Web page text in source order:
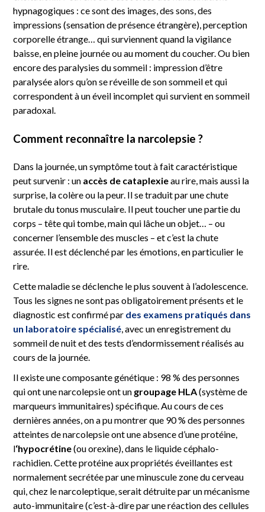
hypnagogiques : ce sont des images, des sons, des
impressions (sensation de présence étrangère), perception
corporelle étrange… qui surviennent quand la vigilance
baisse, en pleine journée ou au moment du coucher. Ou bien
encore des paralysies du sommeil : impression d’être
paralysée alors qu’on se réveille de son sommeil et qui
correspondent à un éveil incomplet qui survient en sommeil
paradoxal.
Comment reconnaître la narcolepsie ?
Dans la journée, un symptôme tout à fait caractéristique
peut survenir : un accès de cataplexieau rire, mais aussi la
surprise, la colère ou la peur. Il se traduit par une chute
brutale du tonus musculaire. Il peut toucher une partie du
corps – tête qui tombe, main qui lâche un objet… – ou
concerner l’ensemble des muscles – et c’est la chute
assurée. Il est déclenché par les émotions, en particulier le
rire.
Cette maladie se déclenche le plus souvent à l’adolescence.
Tous les signes ne sont pas obligatoirement présents et le
diagnostic est confirmé par des examens pratiqués dans
un laboratoire spécialisé, avec un enregistrement du
sommeil de nuit et des tests d’endormissement réalisés au
cours de la journée.
Il existe une composante génétique : 98 % des personnes
qui ont une narcolepsie ont un groupage HLA(système de
marqueurs immunitaires) spécifique. Au cours de ces
dernières années, on a pu montrer que 90 % des personnes
atteintes de narcolepsie ont une absence d’une protéine,
l‘hypocrétine(ou orexine), dans le liquide céphalo-
rachidien. Cette protéine aux propriétés éveillantes est
normalement secrétée par une minuscule zone du cerveau
qui, chez le narcoleptique, serait détruite par un mécanisme
auto-immunitaire (c’est-à-dire par une réaction des cellules